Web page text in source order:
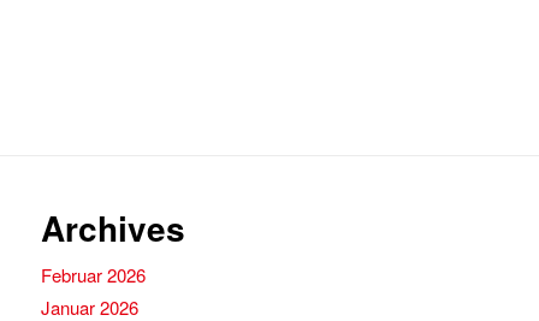
Archives
Februar 2026
Januar 2026